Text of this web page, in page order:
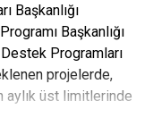
Memur”
nasıl girdiniz?
Ben Hava
K.lığının kendi
Başkanlığı
Başkanlığı
Programları
projelerde,
aylık üst limitlerinde